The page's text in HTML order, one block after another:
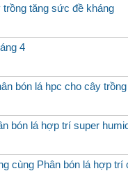
trồng tăng sức đề kháng
4
bón lá hpc cho cây trồng
bón lá hợp trí super
cùng Phân bón lá hợp trí